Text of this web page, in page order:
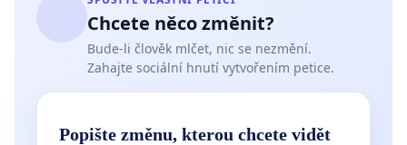
Chcete něco změnit?
Bude-li člověk mlčet, nic se nezmění.
Zahajte sociální hnutí vytvořením petice.
Popište změnu, kterou chcete vidět